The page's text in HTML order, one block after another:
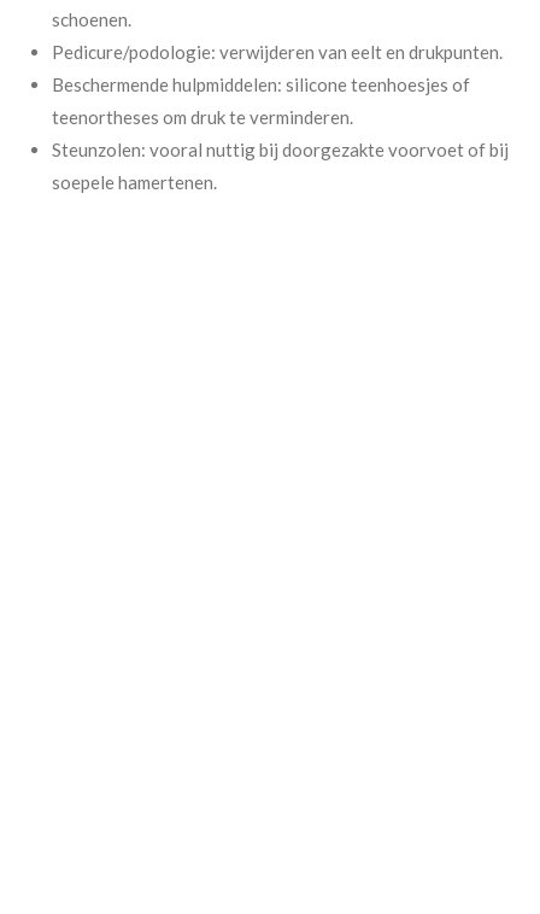
schoenen.
Pedicure/podologie: verwijderen van eelt en drukpunten.
Beschermende hulpmiddelen: silicone teenhoesjes of
teenortheses om druk te verminderen.
Steunzolen: vooral nuttig bij doorgezakte voorvoet of bij
soepele hamertenen.